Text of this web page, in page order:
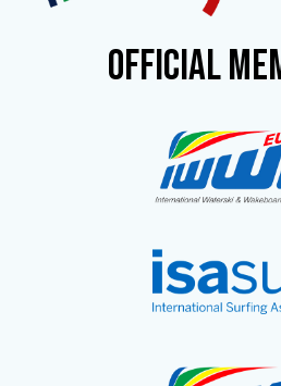
OFFICIAL